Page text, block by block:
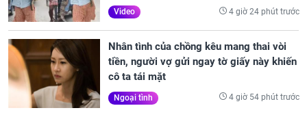
Video 4 giờ 24 phút trước
Nhân tình của chồng kêu mang thai vòi
tiền, người vợ gửi ngay tờ giấy này khiến
cô ta tái mặt
Ngoại tình 4 giờ 54 phút trước